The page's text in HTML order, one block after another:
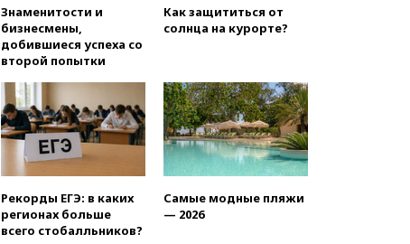
пострадавших от атак БПЛА
продавцов
11:38
«Госуслугах»
11:22
При стрельбе в школе в
Таиланде погибли пять
человек
11:19
Россия рассчитывает
соглашения с Индонезией и
Малайзией
Знаменитости и
бизнесмены,
добившиеся успеха со
второй попытки
Как защититься от
солнца на курорте?
Рекорды ЕГЭ: в каких
регионах больше
всего стобалльников?
Самые модные пляжи
— 2026